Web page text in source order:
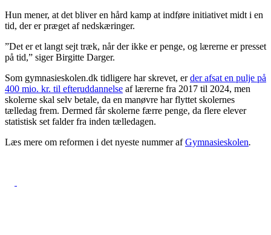
Hun mener, at det bliver en hård kamp at indføre initiativet midt i en
tid, der er præget af nedskæringer.
”Det er et langt sejt træk, når der ikke er penge, og lærerne er presset
på tid,” siger Birgitte Darger.
Som gymnasieskolen.dk tidligere har skrevet, erder afsat en pulje på
400 mio. kr. til efteruddannelse af lærerne fra 2017 til 2024, men
skolerne skal selv betale, da en manøvre har flyttet skolernes
tælledag frem. Dermed får skolerne færre penge, da flere elever
statistisk set falder fra inden tælledagen.
Læs mere om reformen i det nyeste nummer afGymnasieskolen.